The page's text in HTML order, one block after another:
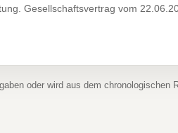
Gesellschaftsvertrag vom
oder wird aus dem chronologischen